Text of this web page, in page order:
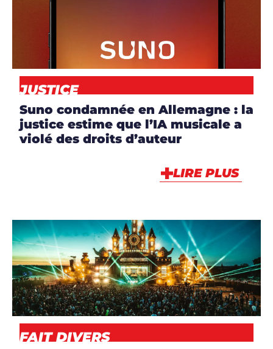
ARTICLES,NEWS
JUSTICE
Suno condamnée en Allemagne : la
justice estime que l’IA musicale a
violé des droits d’auteur
LIRE PLUS
ARTICLES,NEWS
FAIT DIVERS